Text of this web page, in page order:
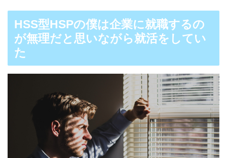
HSS型HSPの僕は企業に就職するの
が無理だと思いながら就活をしてい
た